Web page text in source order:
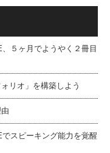
５ヶ月でようやく２冊目
リオ」を構築しよう
スピーキング能力を覚醒